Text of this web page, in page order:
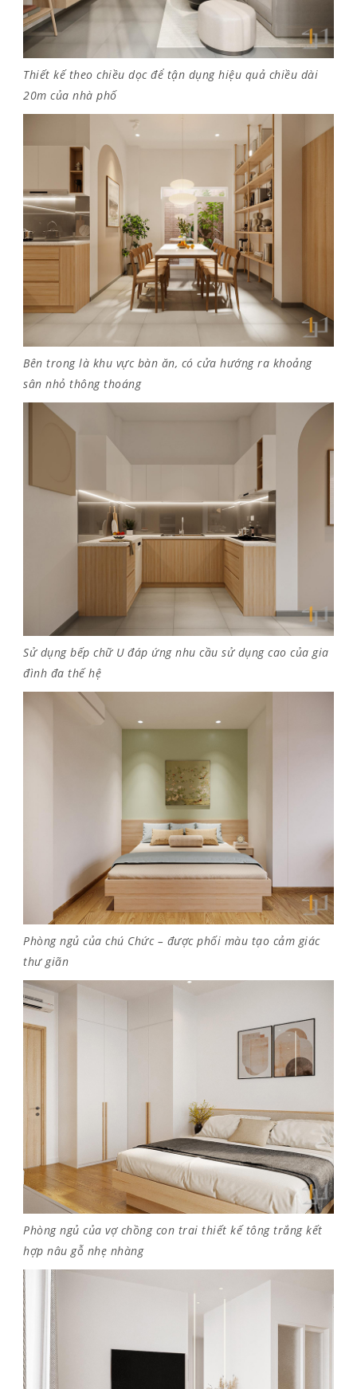
Thiết kế theo chiều dọc để tận dụng hiệu quả chiều dài
20m của nhà phố
Bên trong là khu vực bàn ăn, có cửa hướng ra khoảng
sân nhỏ thông thoáng
Sử dụng bếp chữ U đáp ứng nhu cầu sử dụng cao của gia
đình đa thế hệ
Phòng ngủ của chú Chức – được phối màu tạo cảm giác
thư giãn
Phòng ngủ của vợ chồng con trai thiết kế tông trắng kết
hợp nâu gỗ nhẹ nhàng